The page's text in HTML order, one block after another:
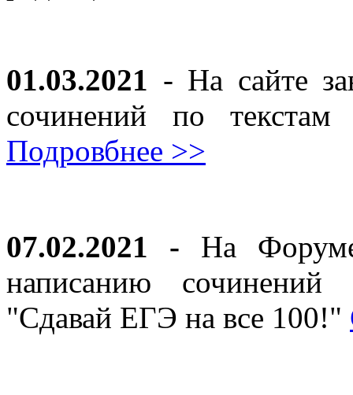
01.03.2021 - На сайте
сочинений по
Подровбнее >>
07.02.2021 - На
написанию
"Сдавай ЕГЭ на все 100!"